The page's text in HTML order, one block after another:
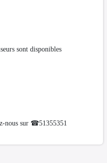
sont disponibles
nous sur ☎51355351